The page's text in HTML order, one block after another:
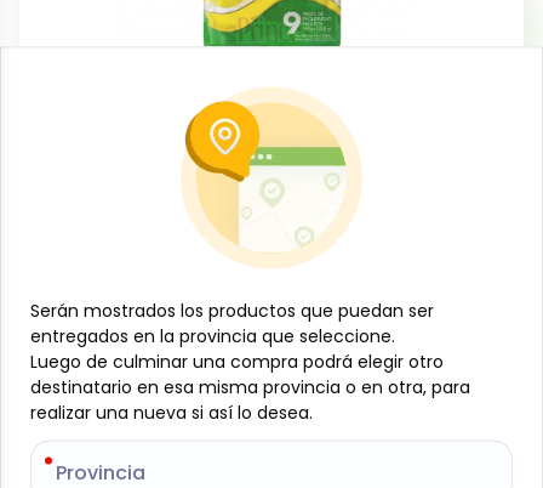
Snacks y meriendas
Galleta de mantequilla (9 x 25.5 g)
B-JAM-001-2142
Especificaciones
-
Serán mostrados los productos que puedan ser
entregados en la provincia que seleccione.
Luego de culminar una compra podrá elegir otro
destinatario en esa misma provincia o en otra, para
realizar una nueva si así lo desea.
Provincia
Serán mostrados los productos que puedan ser
entregados en la provincia que seleccione.
Luego de culminar una compra podrá elegir otro
destinatario en esa misma provincia o en otra, para
realizar una nueva si así lo desea.
Provincia